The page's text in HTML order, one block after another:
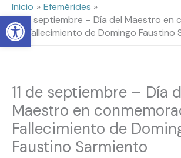
Open toolbar
Inicio
Efemérides
11 de septiembre – Día del Maestro en
del Fallecimiento de Domingo Faustino
11 de septiembre – Día
Maestro en
Fallecimiento de
Faustino Sarmiento